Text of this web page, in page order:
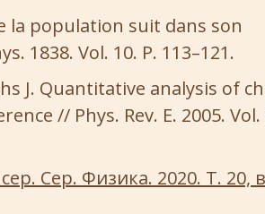
la population suit dans son
1838. Vol. 10. P. 113–121.
J. Quantitative analysis of
// Phys. Rev. E. 2005. Vol.
Сер. Физика. 2020. Т. 20,